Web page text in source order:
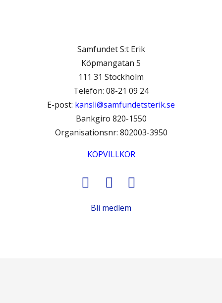
Samfundet S:t Erik
Köpmangatan 5
111 31 Stockholm
Telefon: 08-21 09 24
E-post: kansli@samfundetsterik.se
Bankgiro 820-1550
Organisationsnr: 802003-3950
KÖPVILLKOR
Bli medlem